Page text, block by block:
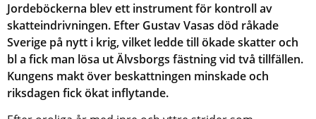
Jordeböckerna blev ett instrument för kontroll av
skatteindrivningen. Efter Gustav Vasas död råkade
Sverige på nytt i krig, vilket ledde till ökade skatter och
bl a fick man lösa ut Älvsborgs fästning vid två tillfällen.
Kungens makt över beskattningen minskade och
riksdagen fick ökat inflytande.